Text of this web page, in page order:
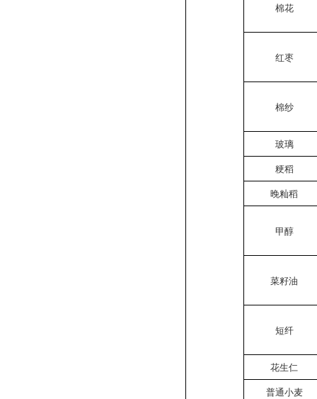
棉花
红枣
棉纱
玻璃
粳稻
晚籼稻
甲醇
菜籽油
短纤
花生仁
普通小麦